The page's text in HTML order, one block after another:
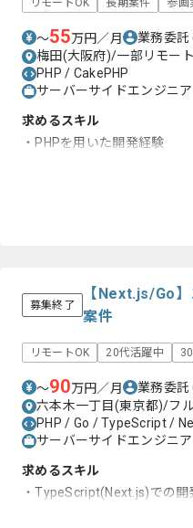
リモートOK 長期案件 参画
〜55万円／月 業務委託
梅田(大阪府)/一部リモート
PHP / CakePHP
サーバーサイドエンジニア
求めるスキル
・PHPを用いた開発経験
募集終了
【Next.js/Go】
案件
リモートOK 20代活躍中
〜90万円／月 業務委託
六本木一丁目(東京都)/フ
PHP / Go / TypeScript /
サーバーサイドエンジニア
求めるスキル
・TypeScript(Next.js)での